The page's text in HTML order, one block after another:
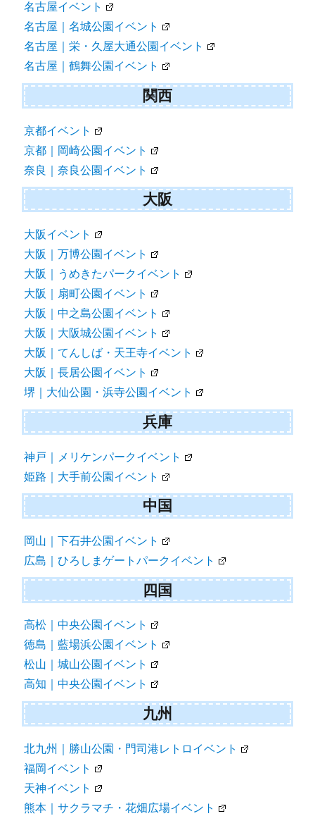
名古屋イベント
名古屋｜名城公園イベント
名古屋｜栄・久屋大通公園イベント
名古屋｜鶴舞公園イベント
関西
京都イベント
京都｜岡崎公園イベント
奈良｜奈良公園イベント
大阪
大阪イベント
大阪｜万博公園イベント
大阪｜うめきたパークイベント
大阪｜扇町公園イベント
大阪｜中之島公園イベント
大阪｜大阪城公園イベント
大阪｜てんしば・天王寺イベント
大阪｜長居公園イベント
堺｜大仙公園・浜寺公園イベント
兵庫
神戸｜メリケンパークイベント
姫路｜大手前公園イベント
中国
岡山｜下石井公園イベント
広島｜ひろしまゲートパークイベント
四国
高松｜中央公園イベント
徳島｜藍場浜公園イベント
松山｜城山公園イベント
高知｜中央公園イベント
九州
北九州｜勝山公園・門司港レトロイベント
福岡イベント
天神イベント
熊本｜サクラマチ・花畑広場イベント